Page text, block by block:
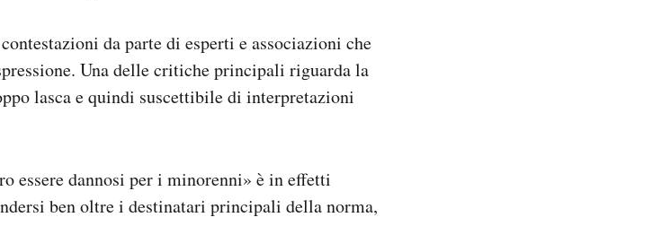
da parte di esperti e associazioni che
Una delle critiche principali riguarda la
lasca e quindi suscettibile di interpretazioni
essere dannosi per i minorenni» è in effetti
ben oltre i destinatari principali della norma,